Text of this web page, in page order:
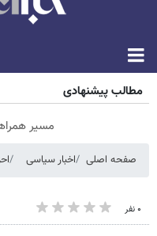
مطالب پیشنهادی
مسیر
صفحه اصلی اخبار سیاسی
۰ نفر